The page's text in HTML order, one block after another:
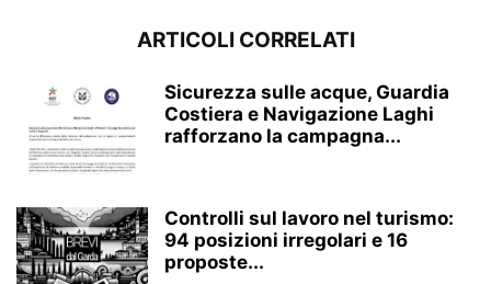
ARTICOLI CORRELATI
Sicurezza sulle acque, Guardia
Costiera e Navigazione Laghi
rafforzano la campagna...
Controlli sul lavoro nel turismo:
94 posizioni irregolari e 16
proposte...